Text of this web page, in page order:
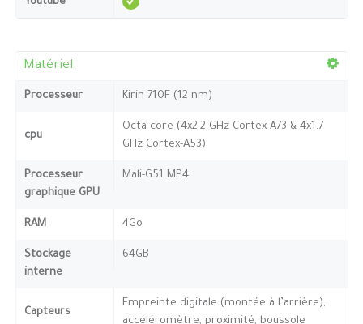
Matériel
Processeur Kirin 710F (12 nm)
cpu
Octa-core (4x2.2 GHz Cortex-A73 & 4x1.7
GHz Cortex-A53)
Processeur
graphique GPU
Mali-G51 MP4
RAM 4Go
Stockage
interne
64GB
Capteurs
Empreinte digitale (montée à l’arrière),
accéléromètre, proximité, boussole